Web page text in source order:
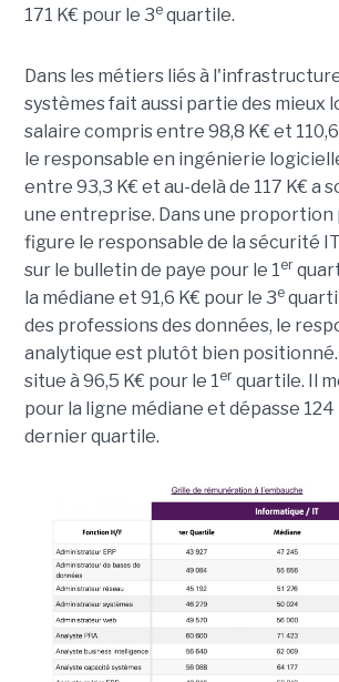
171 K€ pour le 3equartile.
Dans les métiers liés à
systèmes fait aussi partie des mieux
salaire compris entre 98,8 K€ et
le responsable en ingénierie
entre 93,3 K€ et au-delà de 117 K€ a
une entreprise. Dans une proportion
figure le responsable de la sécurité IT
sur le bulletin de paye pour le 1er
la médiane et 91,6 K€ pour le 3e
des professions des données, le
analytique est plutôt bien positionné.
situe à 96,5 K€ pour le 1er quartile. Il
pour la ligne médiane et dépasse 124
dernier quartile.